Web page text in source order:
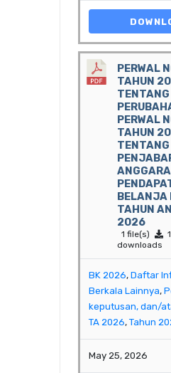
PERWAL
TAHUN
TENTANG
PERWAL
TAHUN
TENTANG
BELANJA
TAHUN
2026
1 file(s)
downloads
BK 2026, Daftar
Berkala Lainnya,
keputusan, dan/
TA 2026, Tahun
May 25, 2026